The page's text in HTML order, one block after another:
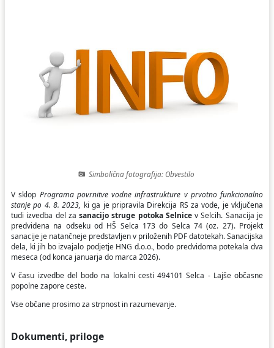
Simbolična fotografija: Obvestilo
V sklop Programa povrnitve vodne infrastrukture v prvotno funkcionalno
stanje po 4. 8. 2023, ki ga je pripravila Direkcija RS za vode, je vključena
tudi izvedba del zasanacijo struge potoka Selnicev Selcih. Sanacija je
predvidena na odseku od HŠ Selca 173 do Selca 74 (oz. 27). Projekt
sanacije je natančneje predstavljen v priloženih PDF datotekah. Sanacijska
dela, ki jih bo izvajalo podjetje HNG d.o.o., bodo predvidoma potekala dva
meseca (od konca januarja do marca 2026).
V času izvedbe del bodo na lokalni cesti 494101 Selca - Lajše občasne
popolne zapore ceste.
Vse občane prosimo za strpnost in razumevanje.
Dokumenti, priloge
Varstvo osebnih podatkov
Katalog informacij javnega značaja
Koledar odvoza odpadkov
Varuhov kotiček